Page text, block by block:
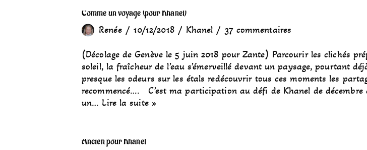
Comme un voyage (pour Khanel)
Renée 10/12/2018 Khanel 37 commentaires
(Décolage de Genève le 5 juin 2018 pour Zante) Parcourir les clichés
soleil, la fraîcheur de l’eau s’émerveillé devant un paysage, pourtant
presque les odeurs sur les étals redécouvrir tous ces moments les
recommencé…. C’est ma participation au défi de Khanel de décembre
un… Lire la suite »
Ancien pour Khanel